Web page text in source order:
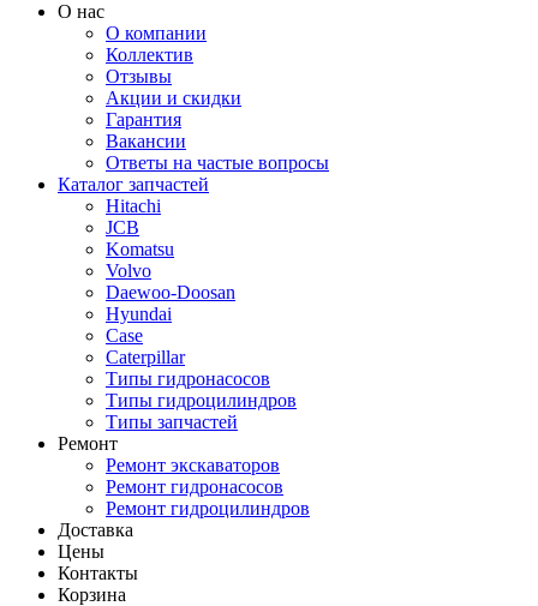
О нас
О компании
Коллектив
Отзывы
Акции и скидки
Гарантия
Вакансии
Ответы на частые вопросы
Каталог запчастей
Hitachi
JCB
Komatsu
Volvo
Daewoo-Doosan
Hyundai
Case
Caterpillar
Типы гидронасосов
Типы гидроцилиндров
Типы запчастей
Ремонт
Ремонт экскаваторов
Ремонт гидронасосов
Ремонт гидроцилиндров
Доставка
Цены
Контакты
Корзина